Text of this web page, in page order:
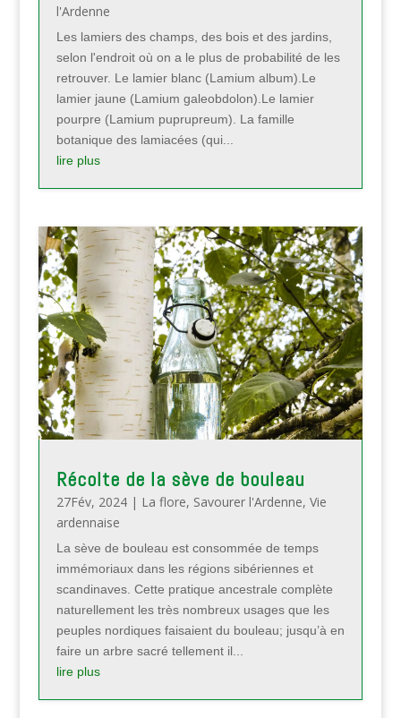
l'Ardenne
Les lamiers des champs, des bois et des jardins,
selon l'endroit où on a le plus de probabilité de les
retrouver. Le lamier blanc (Lamium album).Le
lamier jaune (Lamium galeobdolon).Le lamier
pourpre (Lamium puprupreum). La famille
botanique des lamiacées (qui...
lire plus
Récolte de la sève de bouleau
27Fév, 2024| La flore, Savourer l'Ardenne, Vie
ardennaise
La sève de bouleau est consommée de temps
immémoriaux dans les régions sibériennes et
scandinaves. Cette pratique ancestrale complète
naturellement les très nombreux usages que les
peuples nordiques faisaient du bouleau; jusqu’à en
faire un arbre sacré tellement il...
lire plus